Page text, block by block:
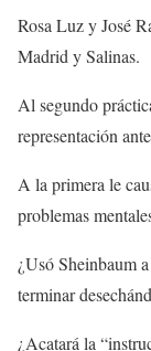
Rosa Luz y José
Madrid y Salinas.
Al segundo
representación
A la primera le
problemas
¿Usó Sheinbaum
terminar
¿Acatará la